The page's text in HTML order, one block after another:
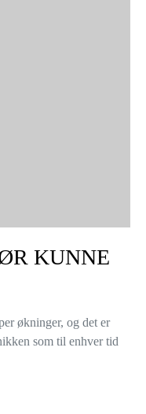
KUNNE
økninger, og det er
som til enhver tid